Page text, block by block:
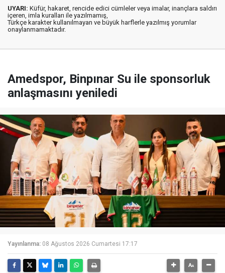
UYARI: Küfür, hakaret, rencide edici cümleler veya imalar, inançlara saldırı
içeren, imla kuralları ile yazılmamış,
Türkçe karakter kullanılmayan ve büyük harflerle yazılmış yorumlar
onaylanmamaktadır.
Amedspor, Binpınar Su ile sponsorluk
anlaşmasını yeniledi
Yayınlanma: 08 Ağustos 2026 Cumartesi 17:17